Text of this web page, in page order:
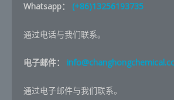
Whatsapp： (+86)13256193735
通过电话与我们联系。
电子邮件：
通过电子邮件与我们联系。